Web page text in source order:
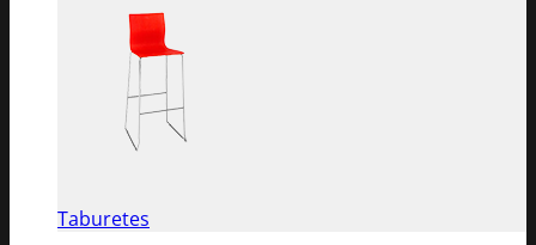
Taburetes